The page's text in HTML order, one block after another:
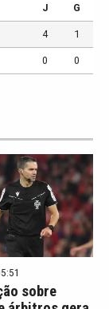
J G
4 1
0 0
sobre